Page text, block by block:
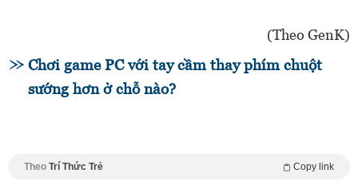
(Theo GenK)
Chơi game PC với tay cầm thay phím chuột
sướng hơn ở chỗ nào?
Theo Trí Thức Trẻ Copy link